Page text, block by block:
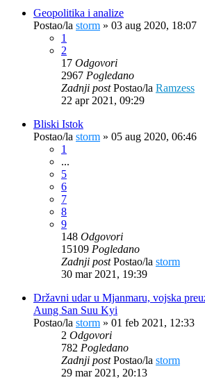
Geopolitika i analize
Postao/la storm » 03 aug 2020, 18:07
1
2
17 Odgovori
2967 Pogledano
Zadnji postPostao/la Ramzess
22 apr 2021, 09:29
Bliski Istok
Postao/la storm » 05 aug 2020, 06:46
1
...
5
6
7
8
9
148 Odgovori
15109 Pogledano
Zadnji postPostao/la storm
30 mar 2021, 19:39
Državni udar u Mjanmaru, vojska
Aung San Suu Kyi
Postao/la storm » 01 feb 2021, 12:33
2 Odgovori
782 Pogledano
Zadnji postPostao/la storm
29 mar 2021, 20:13